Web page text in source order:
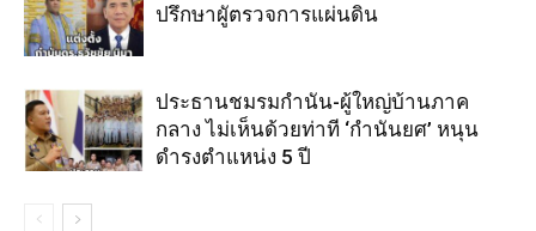
ปรึกษาผูัตรวจการแผ่นดิน
ประธานชมรมกำนัน-ผู้ใหญ่บ้านภาค
กลาง ไม่เห็นด้วยท่าที ‘กำนันยศ’ หนุน
ดำรงตำแหน่ง 5 ปี